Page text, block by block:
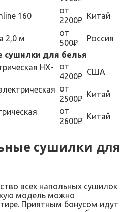
160
от
2200₽ Китай
2,0 м
от
500₽
Россия
сушилки для белья
HX-
от
4200₽ США
от
2500₽ Китай
от
2600₽ Китай
сушилки для
всех напольных сушилок
модель можно
Приятным бонусом идут